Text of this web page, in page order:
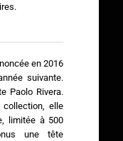
en 2016
suivante.
Paolo Rivera.
elle
limitée à 500
une tête